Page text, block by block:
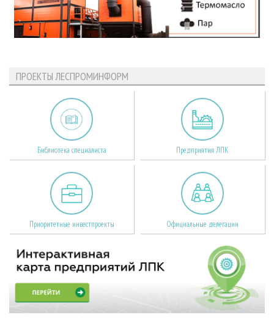
ПРОЕКТЫ ЛЕСПРОМИНФОРМ
Библиотека специалиста Предприятия ЛПК
Приоритетные инвестпроекты Официальные делегации